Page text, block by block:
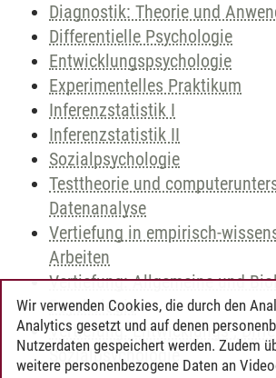
Diagnostik: Theorie und
Differentielle Psychologie
Entwicklungspsychologie
Experimentelles Praktikum
Inferenzstatistik I
Inferenzstatistik II
Sozialpsychologie
Testtheorie und
Datenanalyse
Vertiefung in empirisch-
Arbeiten
Vertiefung: Allgemeine und
Psychologie
Vertiefung: Entwicklungs-,
Sozialpsychologie
Wir verwenden Cookies, die durch den
Analytics gesetzt und auf denen
Nutzerdaten gespeichert werden. Zudem
weitere personenbezogene Daten an